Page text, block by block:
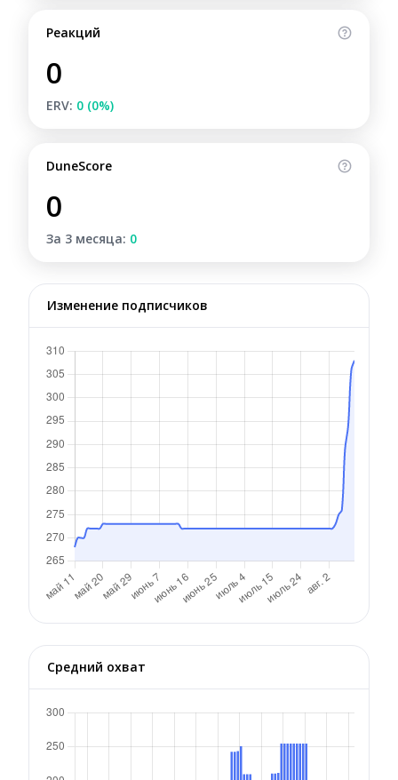
Реакций
0
ERV: 0 (0%)
DuneScore
0
За 3 месяца: 0
Изменение подписчиков
Средний охват